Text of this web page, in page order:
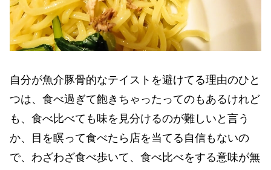
自分が魚介豚骨的なテイストを避けてる理由のひと
つは、食べ過ぎて飽きちゃったってのもあるけれど
も、食べ比べても味を見分けるのが難しいと言う
か、目を瞑って食べたら店を当てる自信もないの
で、わざわざ食べ歩いて、食べ比べをする意味が無